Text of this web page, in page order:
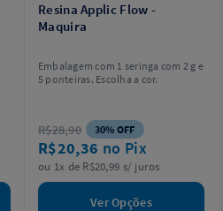
Resina Applic Flow -
Maquira
Embalagem com 1 seringa com 2 g e
5 ponteiras. Escolha a cor.
R$28,90 30% OFF
R$20,36 no Pix
ou 1x de R$20,99 s/ juros
Ver Opções